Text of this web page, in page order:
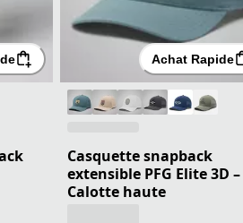
Achat Rapide
Casquette snapback
extensible PFG Elite 3D –
Calotte haute